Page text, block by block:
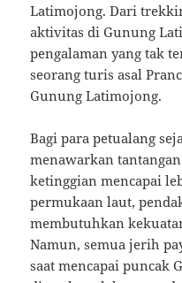
Latimojong. Dari
aktivitas di Gunung
pengalaman yang tak
seorang turis asal
Gunung Latimojong.
Bagi para petualang
menawarkan
ketinggian mencapai
permukaan laut,
membutuhkan
Namun, semua jerih
saat mencapai puncak